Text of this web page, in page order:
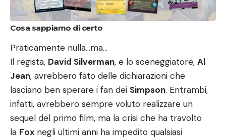
Cosa sappiamo di certo
Praticamente nulla…ma…
Il regista, David Silverman, e lo sceneggiatore, Al
Jean, avrebbero fato delle dichiarazioni che
lasciano ben sperare i fan dei Simpson. Entrambi,
infatti, avrebbero sempre voluto realizzare un
sequel del primo film, ma la crisi che ha travolto
la Fox negli ultimi anni ha impedito qualsiasi